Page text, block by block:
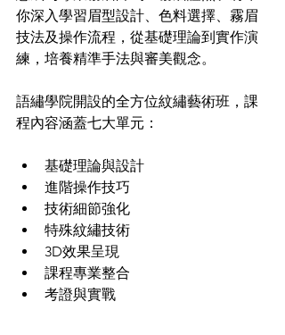
你深入學習眉型設計、色料選擇、霧眉
技法及操作流程，從基礎理論到實作演
練，培養精準手法與審美觀念。
語繡學院開設的全方位紋繡藝術班，課
程內容涵蓋七大單元：
基礎理論與設計
進階操作技巧
技術細節強化
特殊紋繡技術
3D效果呈現
課程專業整合
考證與實戰